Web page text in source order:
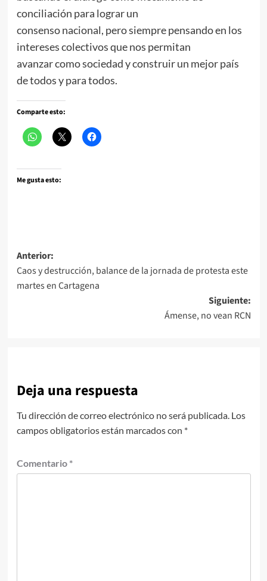
conciliación para lograr un
consenso nacional, pero siempre pensando en los
intereses colectivos que nos permitan
avanzar como sociedad y construir un mejor país
de todos y para todos.
Comparte esto:
Me gusta esto:
Navegación
de
entradas
Anterior:
Caos y destrucción, balance de la jornada de protesta este
martes en Cartagena
Siguiente:
Ámense, no vean RCN
Deja una respuesta
Tu dirección de correo electrónico no será publicada. Los
campos obligatorios están marcados con *
Comentario *